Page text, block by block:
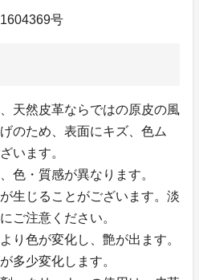
号
天然皮革ならではの原皮の風
のため、表面にキズ、色ム
います。
色・質感が異なります。
生じることがございます。淡
ご注意ください。
り色が変化し、艶が出ます。
多少変化します。